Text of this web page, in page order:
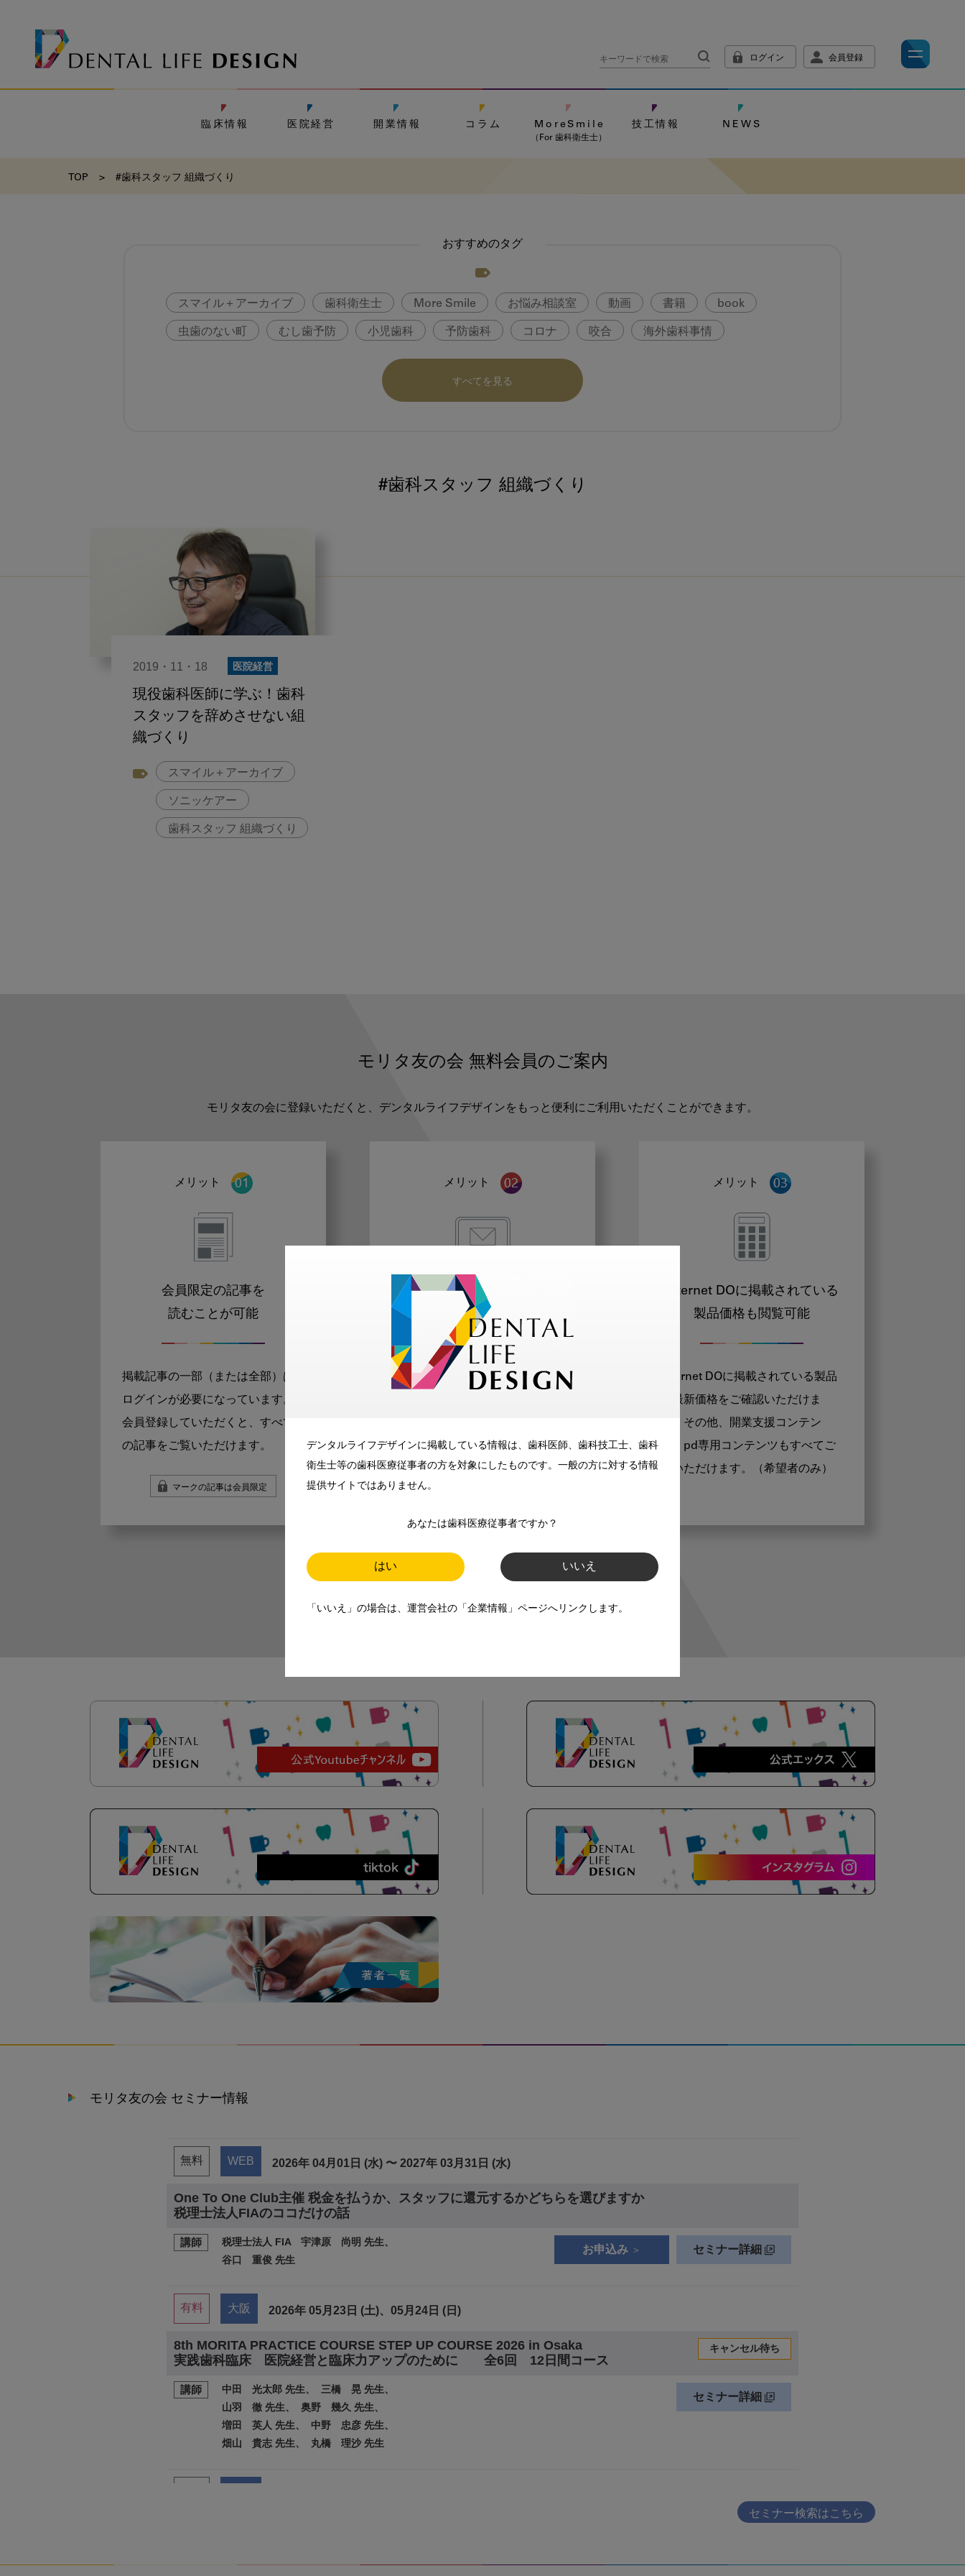
デンタルライフデザインに掲載している情報は、歯科医師、歯科技工士、歯科
衛生士等の歯科医療従事者の方を対象にしたものです。一般の方に対する情報
提供サイトではありません。
あなたは歯科医療従事者ですか？
はい いいえ
「いいえ」の場合は、運営会社の「企業情報」ページへリンクします。
ログイン 会員登録
臨床情報 医院経営 開業情報 コラム MoreSmile
（For 歯科衛生士）
技工情報 NEWS
TOP > #歯科スタッフ 組織づくり
おすすめのタグ
スマイル＋アーカイブ 歯科衛生士 More Smile お悩み相談室 動画 書籍 book
虫歯のない町 むし歯予防 小児歯科 予防歯科 コロナ 咬合 海外歯科事情
医科歯科連携 口腔機能発達不全症
感染予防 いま○○が知りたい
すべてを見る
#歯科スタッフ 組織づくり
2019・11・18 医院経営
現役歯科医師に学ぶ！歯科
スタッフを辞めさせない組
織づくり
スマイル＋アーカイブ
ソニッケアー
歯科スタッフ 組織づくり
モリタ友の会 無料会員のご案内
モリタ友の会に登録いただくと、デンタルライフデザインをもっと便利にご利用いただくことができます。
メリット
会員限定の記事を
読むことが可能
掲載記事の一部（または全部）は
ログインが必要になっています。
会員登録していただくと、すべて
の記事をご覧いただけます。
マークの記事は会員限定
メリット
歯科に関するお役立ち情報を
メールマガジンでお届け
ご登録いただいた職種（歯科医
お届けします。
メリット
Internet DOに掲載されている
製品価格も閲覧可能
Internet DOに掲載されている製品
の最新価格をご確認いただけま
す。その他、開業支援コンテン
ツ、pd専用コンテンツもすべてご
覧いただけます。（希望者のみ）
新規登録
モリタ友の会 セミナー情報
セミナー検索はこちら